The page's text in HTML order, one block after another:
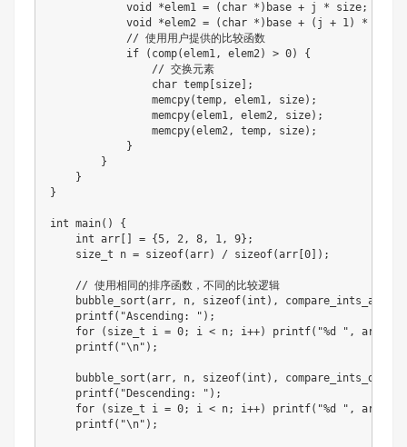
void
*elem1 = ( char * ) base + j * size;
void
*elem2 = ( char * ) base + ( j + 1 ) *
// 使用用户提供的比较函数
if
( comp(elem1 , elem2 ) > 0)
{
// 交换元素
char temp [size] ;
memcpy(temp , elem1 , size) ;
memcpy(elem1 , elem2 , size) ;
memcpy(elem2 , temp , size) ;
}
}
}
}
int main( )
{
int arr [ ] = {5 , 2 , 8 , 1 , 9} ;
size_t n = sizeof(arr) / sizeof(arr [0] ) ;
// 使用相同的排序函数，不同的比较逻辑
bubble_sort (arr , n , sizeof( int ) , compare_ints_asc
printf( "Ascending: " ) ;
for
( size_t i = 0; i < n; i++) printf( "%d " , arr
printf( "\n" ) ;
bubble_sort (arr , n , sizeof( int ) , compare_ints_desc
printf( "Descending: " ) ;
for
( size_t i = 0; i < n; i++) printf( "%d " , arr
printf( "\n" ) ;